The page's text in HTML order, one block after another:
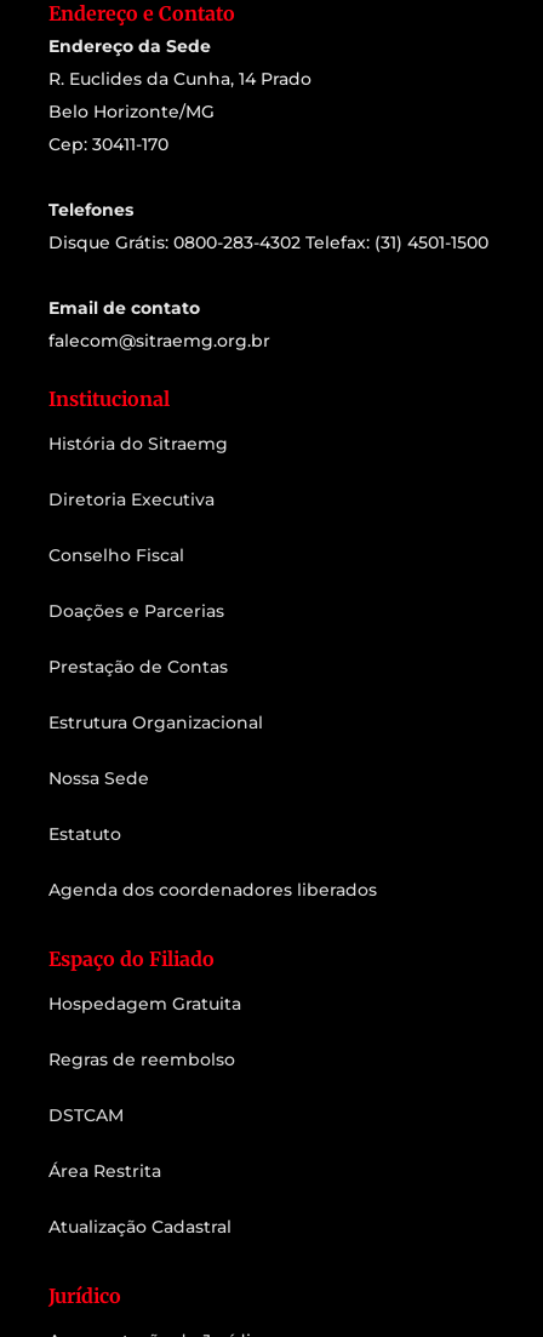
Endereço e Contato
Endereço da Sede
R. Euclides da Cunha, 14 Prado
Belo Horizonte/MG
Cep: 30411-170
Telefones
Disque Grátis: 0800-283-4302 Telefax: (31) 4501-1500
Email de contato
falecom@sitraemg.org.br
Institucional
História do Sitraemg
Diretoria Executiva
Conselho Fiscal
Doações e Parcerias
Prestação de Contas
Estrutura Organizacional
Nossa Sede
Estatuto
Agenda dos coordenadores liberados
Espaço do Filiado
Hospedagem Gratuita
Regras de reembolso
DSTCAM
Área Restrita
Atualização Cadastral
Jurídico